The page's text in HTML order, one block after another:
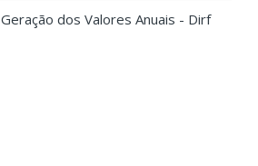
dos Valores Anuais - Dirf